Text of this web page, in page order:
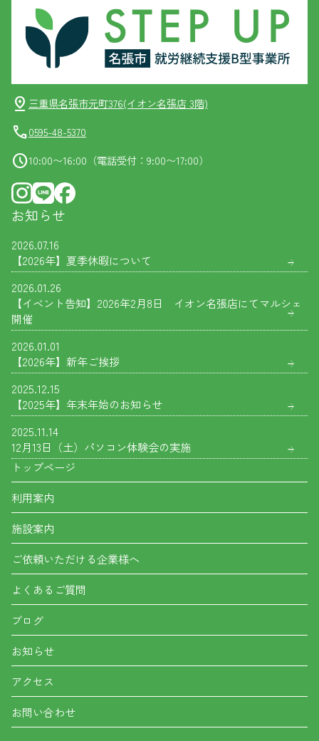
pin_drop 三重県名張市元町376(イオン名張店 3階)
call0595-48-5370
schedule10:00〜16:00（電話受付：9:00〜17:00）
お知らせ
2026.07.16
【2026年】夏季休暇について
2026.01.26
【イベント告知】2026年2月8日 イオン名張店にてマルシェ
開催
2026.01.01
【2026年】新年ご挨拶
2025.12.15
【2025年】年末年始のお知らせ
2025.11.14
12月13日（土）パソコン体験会の実施
トップページ
利用案内
施設案内
ご依頼いただける企業様へ
よくあるご質問
ブログ
お知らせ
アクセス
お問い合わせ